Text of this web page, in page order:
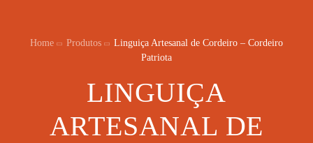
Home Produtos
Linguiça Artesanal de Cordeiro – Cordeiro
Patriota
LINGUIÇA
ARTESANAL DE